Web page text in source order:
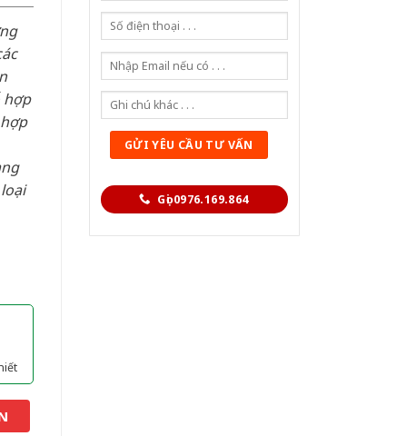
Gọi 0976.169.864
hợp